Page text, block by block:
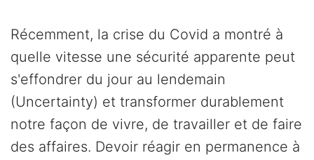
Récemment, la crise du Covid a montré à
quelle vitesse une sécurité apparente peut
s'effondrer du jour au lendemain
(Uncertainty) et transformer durablement
notre façon de vivre, de travailler et de faire
des affaires. Devoir réagir en permanence à